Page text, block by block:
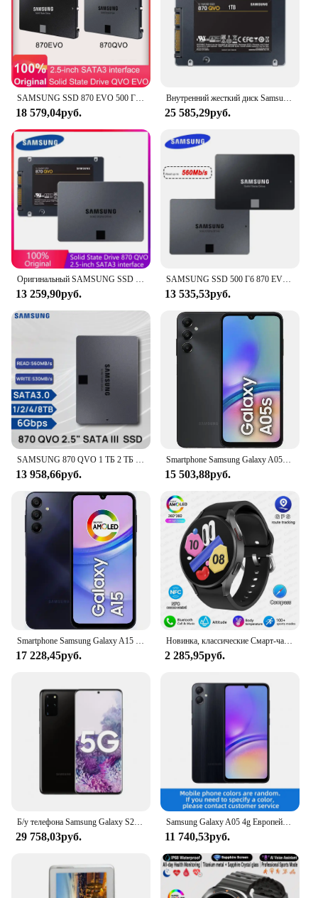
18 579,04руб. 25 585,29руб.
13 259,90руб.
SAMSUNG SSD 500 Гб 870 EVO QVO 250G Внутренний твердотельный диск 1T 2T 4T HDD жесткий диск 860 PRO SATA 3 2,5 для ноутбука HDD компьютера
13 535,53руб.
SAMSUNG 870 QVO 1 ТБ 2 ТБ 4 ТБ 8 ТБ SATA 3 560 Мбит Высокопроизводительный твердотельный накопитель Внутренний жесткий диск для ноутбука HDD Настольный компьютер
13 958,66руб.
Smartphone Samsung Galaxy A05s 6,7 "128GB Black 6GB RAM Camera. Triple 50MP + Selfie 8MP Battery 5000mAh Dual Chip
15 503,88руб.
Smartphone Samsung Galaxy A15 6,5 "128GB Dark Blue 4G 4GB RAM Camera. Triple 50MP + Selfie 13MP 5000mAh Dual Chip
17 228,45руб.
Новинка, классические Смарт-часы для Samsung Galaxy Watch 6, мужские Смарт-часы с HD-экраном AMOLED, голосовым помощником, Bluetooth, звонками, планшетом, умные часы для женщин
2 285,95руб.
Б/у телефона Samsung Galaxy S20+ S20 Plus 5G G9860 Dual Sim 12 ГБ ОЗУ 128 ГБ ПЗУ 6,7 дюйма Snapdragon NFC
29 758,03руб.
Samsung Galaxy A05 4g Европейский смартфон Snapdragon 680 6,7-дюймовый экран 4 ОЗУ 64 ГБ Android оригинальный б/у телефон
11 740,53руб.